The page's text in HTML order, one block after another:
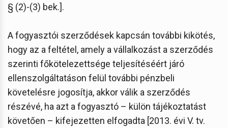
§ (2)-(3) bek.].
A fogyasztói szerződések kapcsán további kikötés,
hogy az a feltétel, amely a vállalkozást a szerződés
szerinti főkötelezettsége teljesítéséért járó
ellenszolgáltatáson felül további pénzbeli
követelésre jogosítja, akkor válik a szerződés
részévé, ha azt a fogyasztó – külön tájékoztatást
követően – kifejezetten elfogadta [2013. évi V. tv.